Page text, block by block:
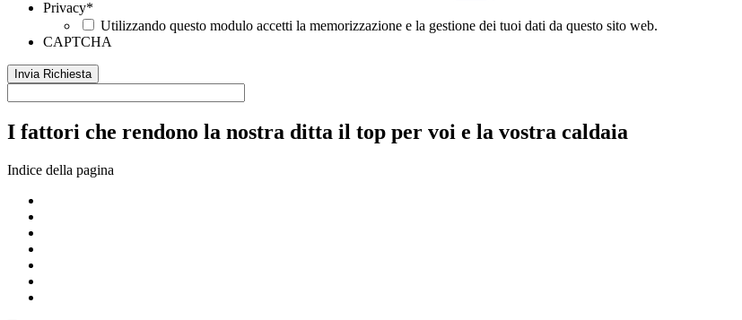
Privacy*
Utilizzando questo modulo accetti la memorizzazione e la gestione dei tuoi dati da questo sito web.
CAPTCHA
I fattori che rendono la nostra ditta il top per voi e la vostra caldaia
Indice della pagina